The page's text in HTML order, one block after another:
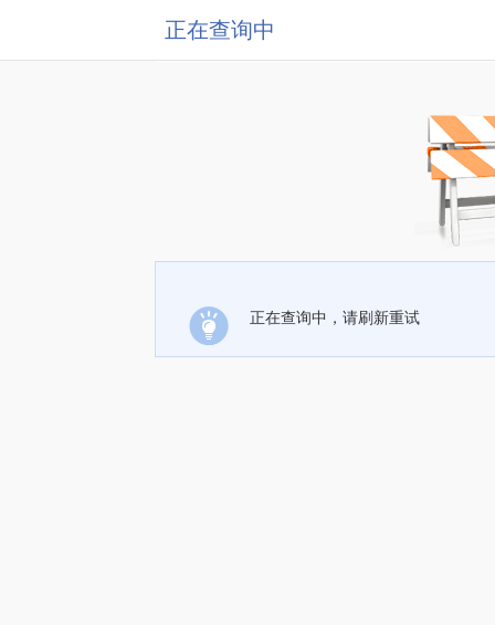
正在查询中
正在查询中，请刷新重试